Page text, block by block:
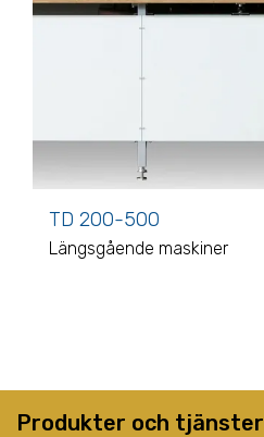
TD 200-500
Längsgående maskiner
Produkter och tjänster